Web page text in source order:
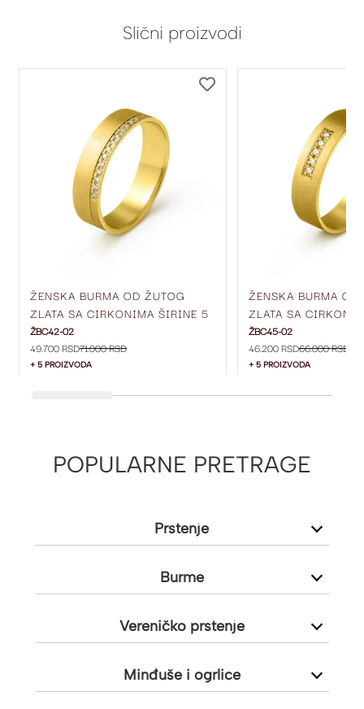
Slični proizvodi
ŽENSKA BURMA OD ŽUTOG
ZLATA SA CIRKONIMA ŠIRINE 5
MM ŽBC42-02
ŽBC42-02
49.700 RSD71.000 RSD
+ 5 PROIZVODA
ŽENSKA BURMA OD
ZLATA SA
MM ŽBC45-02
ŽBC45-02
46.200 RSD66.000 RSD
+ 5 PROIZVODA
POPULARNE PRETRAGE
Prstenje
Burme
Vereničko prstenje
Minđuše i ogrlice